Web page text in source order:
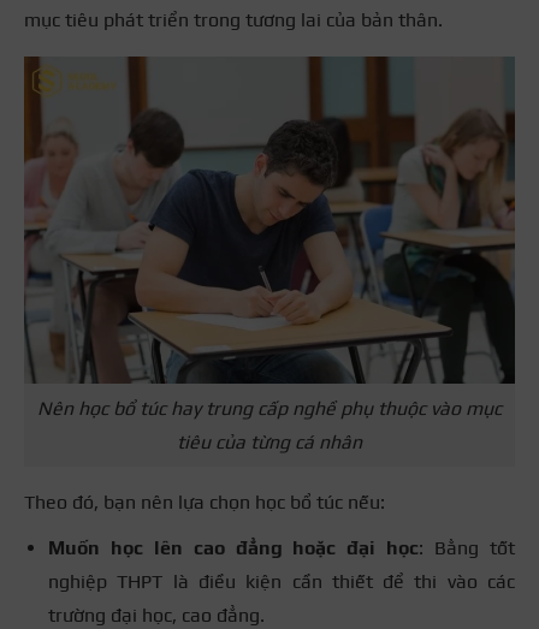
mục tiêu phát triển trong tương lai của bản thân.
Nên học bổ túc hay trung cấp nghề phụ thuộc vào mục
tiêu của từng cá nhân
Theo đó, bạn nên lựa chọn học bổ túc nếu:
Muốn học lên cao đẳng hoặc đại học: Bằng tốt
nghiệp THPT là điều kiện cần thiết để thi vào các
trường đại học, cao đẳng.